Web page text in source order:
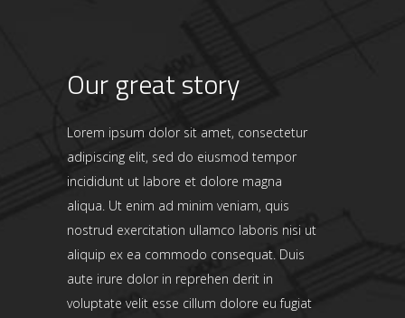
Our great story
Lorem ipsum dolor sit amet, consectetur
adipiscing elit, sed do eiusmod tempor
incididunt ut labore et dolore magna
aliqua. Ut enim ad minim veniam, quis
nostrud exercitation ullamco laboris nisi ut
aliquip ex ea commodo consequat. Duis
aute irure dolor in reprehen derit in
voluptate velit esse cillum dolore eu fugiat